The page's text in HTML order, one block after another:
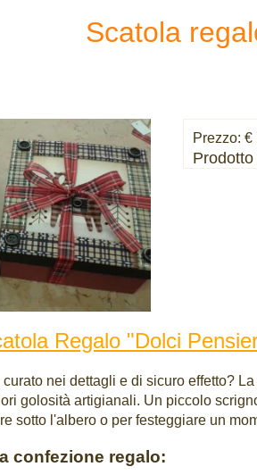
Scatola
Prezzo: €
Regalo "Dolci
nei dettagli e di sicuro effetto? La
golosità artigianali. Un piccolo
sotto l'albero o per festeggiare un
confezione regalo: